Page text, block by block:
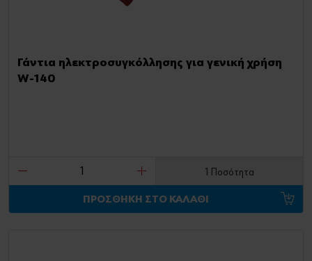
Γάντια ηλεκτροσυγκόλλησης για γενική χρήση
W-140
1 Ποσότητα
ΠΡΟΣΘΗΚΗ ΣΤΟ ΚΑΛΑΘΙ